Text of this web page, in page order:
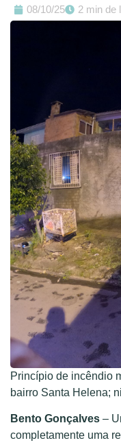
08/10/25 2 min de
Princípio de incêndio
bairro Santa Helena;
Bento Gonçalves –
completamente uma